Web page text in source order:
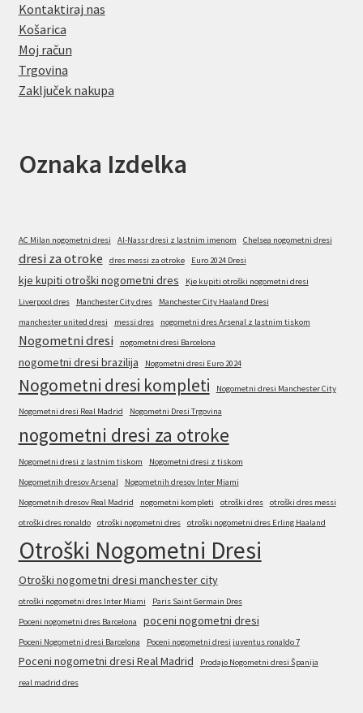
Kontaktiraj nas
Košarica
Moj račun
Trgovina
Zaključek nakupa
Oznaka Izdelka
AC Milan nogometni dresi Al-Nassr dresi z lastnim imenom Chelsea nogometni dresi
dresi za otroke dres messi za otroke Euro 2024 Dresi
kje kupiti otroški nogometni dres
Kje kupiti otroški nogometni dresi
Liverpool dres
Manchester City dres
Manchester City Haaland Dresi
manchester united dresi
messi dres nogometni dres Arsenal z lastnim tiskom
Nogometni dresi nogometni dresi Barcelona
nogometni dresi brazilija Nogometni dresi Euro 2024
Nogometni dresi kompleti Nogometni dresi Manchester City
Nogometni dresi Real Madrid Nogometni Dresi Trgovina
nogometni dresi za otroke
Nogometni dresi z lastnim tiskom
Nogometni dresi z tiskom
Nogometnih dresov Arsenal
Nogometnih dresov Inter Miami
Nogometnih dresov Real Madrid
nogometni kompleti otroški dres
otroški dres messi
otroški dres ronaldo
otroški nogometni dres otroški nogometni dres Erling Haaland
Otroški Nogometni Dresi
Otroški nogometni dresi manchester city
otroški nogometni dres Inter Miami
Paris Saint Germain Dres
Poceni nogometni dres Barcelona
poceni nogometni dresi
Poceni Nogometni dresi Barcelona Poceni nogometni dresi juventus ronaldo 7
Poceni nogometni dresi Real Madrid
Prodajo Nogometni dresi Španija
real madrid dres